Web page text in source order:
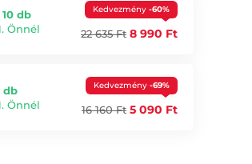
db
Önnél
Kedvezmény -60%
22 635 Ft 8 990 Ft
db
Önnél
Kedvezmény -69%
16 160 Ft 5 090 Ft